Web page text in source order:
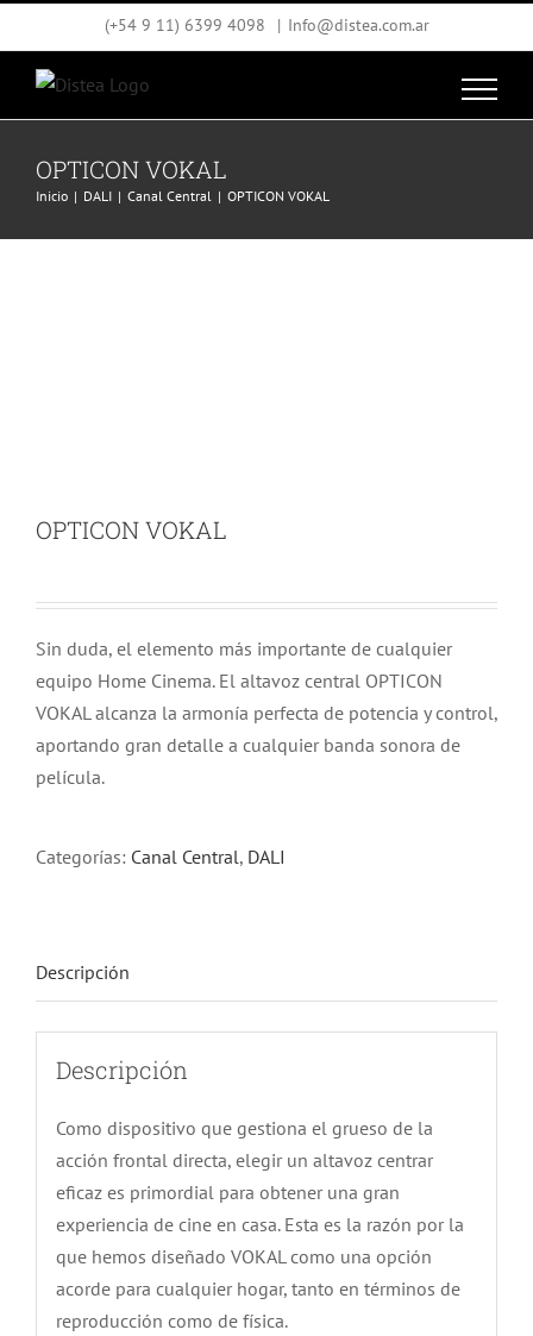
al
contenido
(+54 9 11) 6399 4098 | Info@distea.com.ar
OPTICON VOKAL
Inicio DALI Canal Central OPTICON VOKAL
OPTICON VOKAL
Sin duda, el elemento más importante de cualquier
equipo Home Cinema. El altavoz central OPTICON
VOKAL alcanza la armonía perfecta de potencia y control,
aportando gran detalle a cualquier banda sonora de
película.
Categorías: Canal Central, DALI
Descripción
Descripción
Como dispositivo que gestiona el grueso de la
acción frontal directa, elegir un altavoz centrar
eficaz es primordial para obtener una gran
experiencia de cine en casa. Esta es la razón por la
que hemos diseñado VOKAL como una opción
acorde para cualquier hogar, tanto en términos de
reproducción como de física.